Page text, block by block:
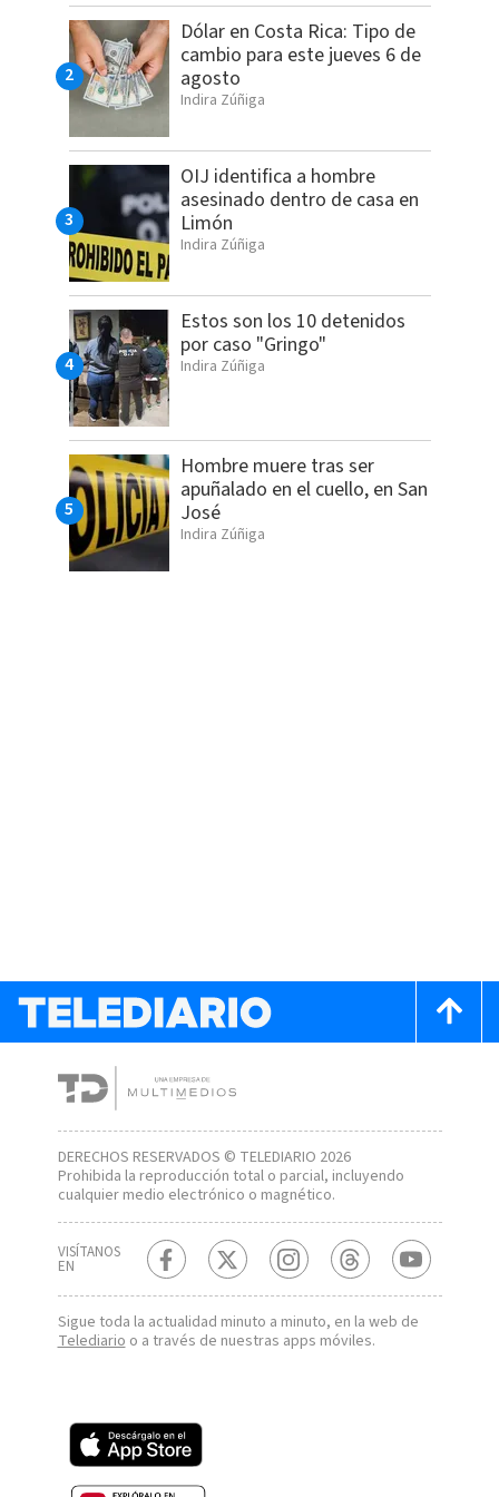
Dólar en Costa Rica: Tipo de
cambio para este jueves 6 de
agosto
Indira Zúñiga
OIJ identifica a hombre
asesinado dentro de casa en
Limón
Indira Zúñiga
Estos son los 10 detenidos
por caso "Gringo"
Indira Zúñiga
Hombre muere tras ser
apuñalado en el cuello, en San
José
Indira Zúñiga
DERECHOS RESERVADOS © TELEDIARIO 2026
Prohibida la reproducción total o parcial, incluyendo
cualquier medio electrónico o magnético.
VISÍTANOS
EN
Sigue toda la actualidad minuto a minuto, en la web de
Telediarioo a través de nuestras apps móviles.